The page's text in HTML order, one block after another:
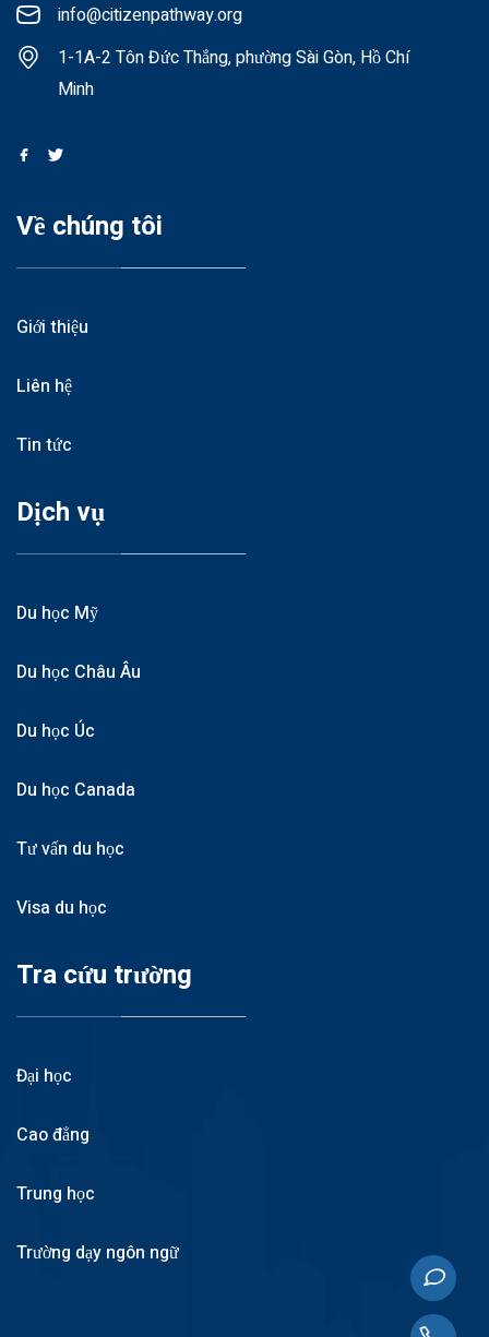
info@citizenpathway.org
1-1A-2 Tôn Đức Thắng, phường Sài Gòn, Hồ Chí
Minh
Về chúng tôi
Giới thiệu
Liên hệ
Tin tức
Dịch vụ
Du học Mỹ
Du học Châu Âu
Du học Úc
Du học Canada
Tư vấn du học
Visa du học
Tra cứu trường
Đại học
Cao đẳng
Trung học
Trường dạy ngôn ngữ